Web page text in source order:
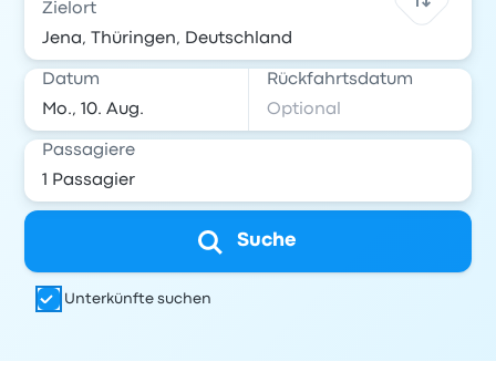
Zielort
Datum Rückfahrtsdatum
Passagiere
Suche
Unterkünfte suchen